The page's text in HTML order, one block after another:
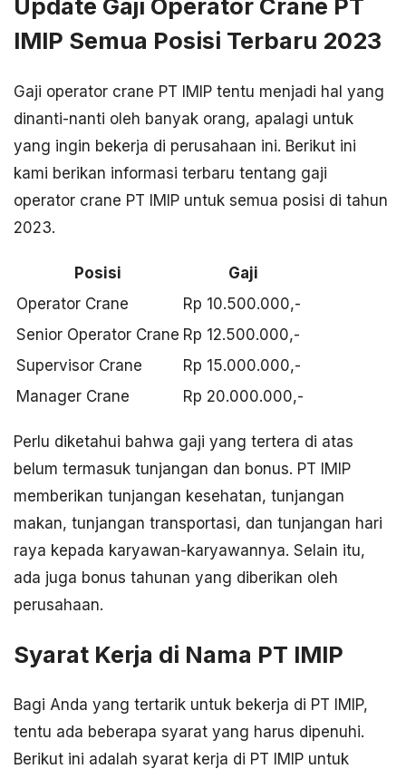
Update Gaji Operator Crane PT
IMIP Semua Posisi Terbaru 2023
Gaji operator crane PT IMIP tentu menjadi hal yang
dinanti-nanti oleh banyak orang, apalagi untuk
yang ingin bekerja di perusahaan ini. Berikut ini
kami berikan informasi terbaru tentang gaji
operator crane PT IMIP untuk semua posisi di tahun
2023.
Posisi
Gaji
Operator Crane
Rp 10.500.000,-
Senior Operator Crane Rp 12.500.000,-
Supervisor Crane
Rp 15.000.000,-
Manager Crane
Rp 20.000.000,-
Perlu diketahui bahwa gaji yang tertera di atas
belum termasuk tunjangan dan bonus. PT IMIP
memberikan tunjangan kesehatan, tunjangan
makan, tunjangan transportasi, dan tunjangan hari
raya kepada karyawan-karyawannya. Selain itu,
ada juga bonus tahunan yang diberikan oleh
perusahaan.
Syarat Kerja di Nama PT IMIP
Bagi Anda yang tertarik untuk bekerja di PT IMIP,
tentu ada beberapa syarat yang harus dipenuhi.
Berikut ini adalah syarat kerja di PT IMIP untuk